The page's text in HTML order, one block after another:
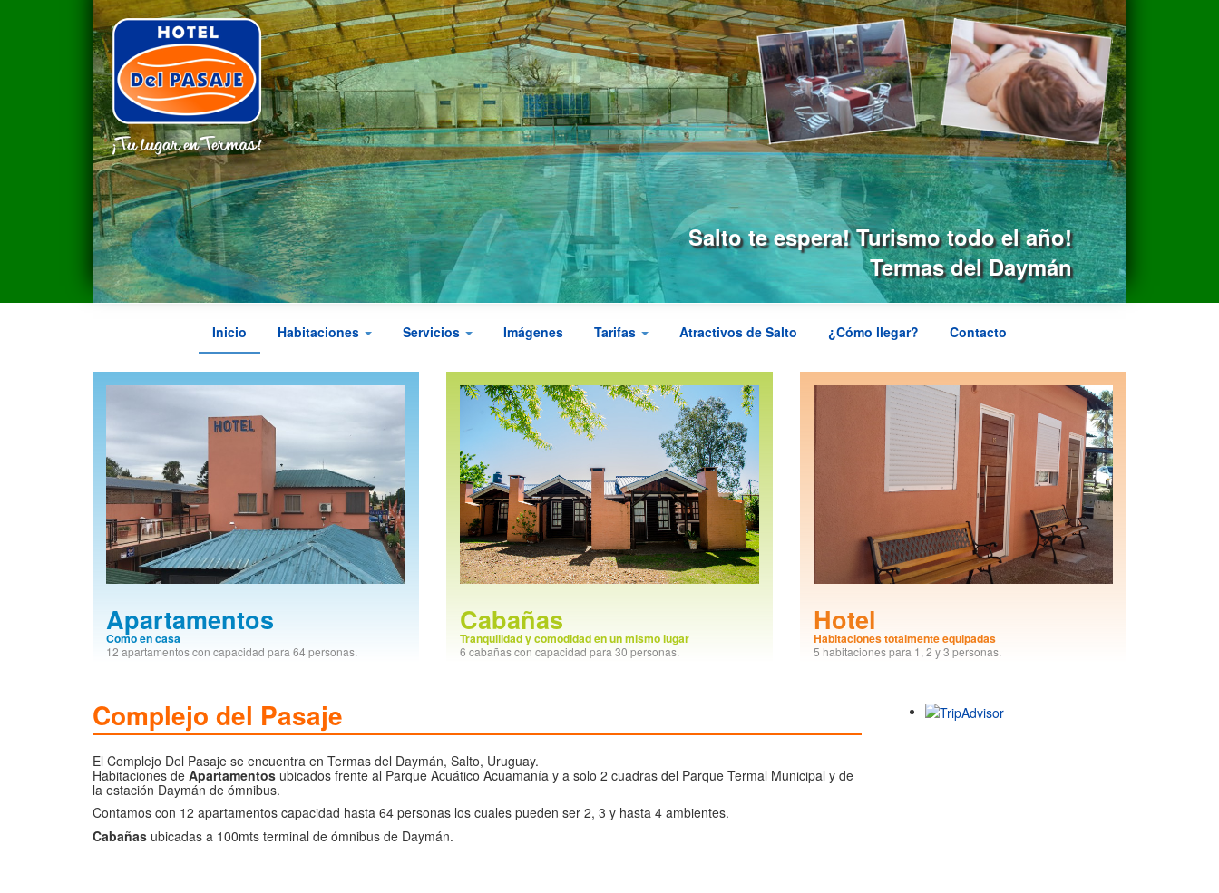
Salto te espera! Turismo todo el año!
Termas del Daymán
Inicio Habitaciones Servicios Imágenes Tarifas Atractivos de Salto ¿Cómo llegar? Contacto
Apartamentos
Como en casa
12 apartamentos con capacidad para 64 personas.
Cabañas
Tranquilidad y comodidad en un mismo lugar
6 cabañas con capacidad para 30 personas.
Hotel
Habitaciones totalmente equipadas
5 habitaciones para 1, 2 y 3 personas.
Complejo del Pasaje
El Complejo Del Pasaje se encuentra en Termas del Daymán, Salto, Uruguay.
Habitaciones de Apartamentos ubicados frente al Parque Acuático Acuamanía y a solo 2 cuadras del Parque Termal Municipal y de
la estación Daymán de ómnibus.
Contamos con 12 apartamentos capacidad hasta 64 personas los cuales pueden ser 2, 3 y hasta 4 ambientes.
Cabañas ubicadas a 100mts terminal de ómnibus de Daymán.